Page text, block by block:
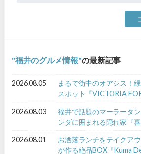
福井のグルメ情報 の最新記事
2026.08.05
まるで街中のオアシス！
スポット『VICTORIA
2026.08.03
福井で話題のマーラータ
ンダに囲まれる隠れ家『喜
2026.08.01
お洒落ランチをテイクア
が作る絶品BOX『Kuma